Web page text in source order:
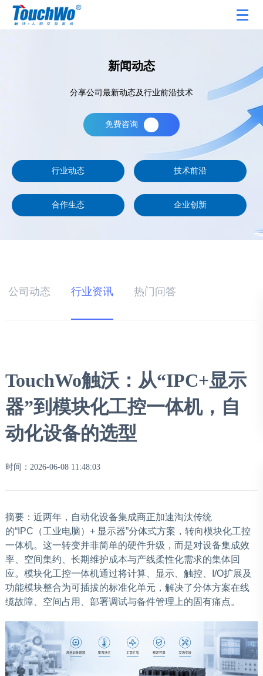
新闻动态
分享公司最新动态及行业前沿技术
免费咨询
行业动态 技术前沿
合作生态 企业创新
公司动态 行业资讯 热门问答
TouchWo触沃：从“IPC+显示
器”到模块化工控一体机，自
动化设备的选型
时间：2026-06-08 11:48:03
摘要：近两年，自动化设备集成商正加速淘汰传统
的“IPC（工业电脑）+ 显示器”分体式方案，转向模块化工控
一体机。这一转变并非简单的硬件升级，而是对设备集成效
率、空间集约、长期维护成本与产线柔性化需求的集体回
应。模块化工控一体机通过将计算、显示、触控、I/O扩展及
功能模块整合为可插拔的标准化单元，解决了分体方案在线
缆故障、空间占用、部署调试与备件管理上的固有痛点。